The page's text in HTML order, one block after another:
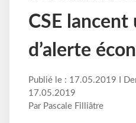
CSE
d’alerte
Publié le : 17.05.2019 I
17.05.2019
Par Pascale Filliâtre